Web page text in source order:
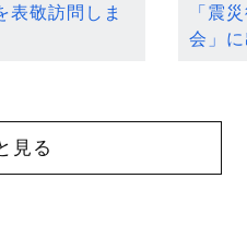
表敬訪問しま
「震
会」
見る